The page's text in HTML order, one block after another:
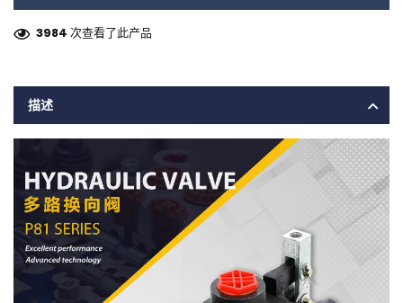
3984 次查看了此产品
描述